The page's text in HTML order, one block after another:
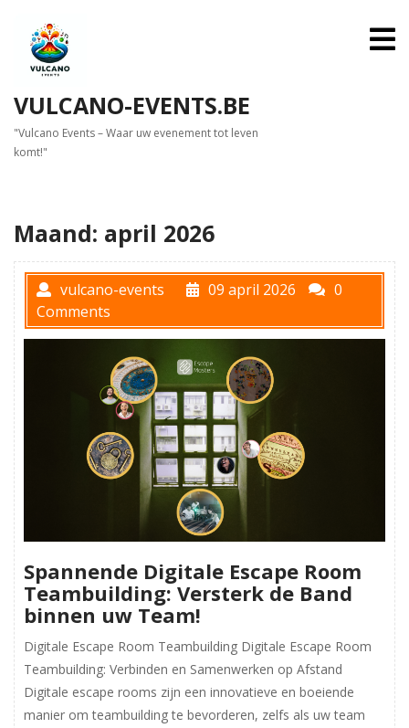
content
VULCANO-EVENTS.BE
"Vulcano Events – Waar uw evenement tot leven
komt!"
Maand: april 2026
vulcano-events 09 april 2026
0
Comments
Spannende Digitale Escape Room
Teambuilding: Versterk de Band
binnen uw Team!
Digitale Escape Room Teambuilding Digitale Escape Room
Teambuilding: Verbinden en Samenwerken op Afstand
Digitale escape rooms zijn een innovatieve en boeiende
manier om teambuilding te bevorderen, zelfs als uw team